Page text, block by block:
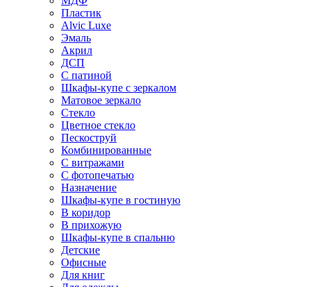
Пластик
Alvic Luxe
Эмаль
Акрил
ДСП
С патиной
Шкафы-купе с зеркалом
Матовое зеркало
Стекло
Цветное стекло
Пескоструй
Комбинированные
С витражами
С фотопечатью
Назначение
Шкафы-купе в гостиную
В коридор
В прихожую
Шкафы-купе в спальню
Детские
Офисные
Для книг